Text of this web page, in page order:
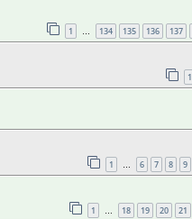
1 … 134 135 136 137
1
1 … 6 7 8 9
1 … 18 19 20 21